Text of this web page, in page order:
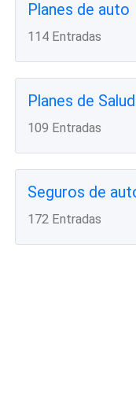
Planes de auto
114 Entradas
Planes de Salud
109 Entradas
Seguros de
172 Entradas